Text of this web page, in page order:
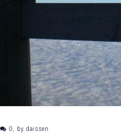
0 by daissen